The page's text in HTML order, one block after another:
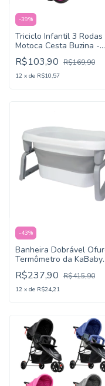
-39%
Triciclo Infantil 3 Rodas
Motoca Cesta Buzina -
PlayDuc
R$103,90 R$169,90
12 x de R$10,57
-43%
Banheira Dobrável
Termômetro da KaBaby
Cinza
R$237,90 R$415,90
12 x de R$24,21